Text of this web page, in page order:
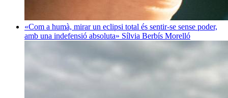
«Com a humà, mirar un eclipsi total és sentir-se sense poder,
amb una indefensió absoluta» Sílvia Berbís Morelló